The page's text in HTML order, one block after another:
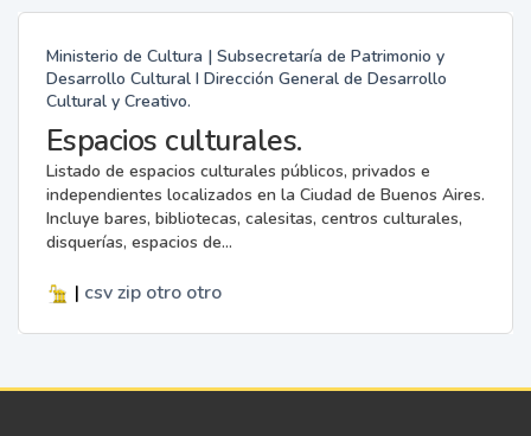
Ministerio de Cultura | Subsecretaría de Patrimonio y
Desarrollo Cultural I Dirección General de Desarrollo
Cultural y Creativo.
Espacios culturales.
Listado de espacios culturales públicos, privados e
independientes localizados en la Ciudad de Buenos Aires.
Incluye bares, bibliotecas, calesitas, centros culturales,
disquerías, espacios de...
| csv zip otro otro